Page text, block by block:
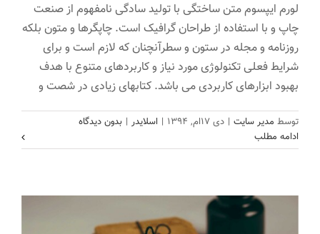
لورم ایپسوم متن ساختگی با تولید سادگی نامفهوم از صنعت
چاپ و با استفاده از طراحان گرافیک است. چاپگرها و متون بلکه
روزنامه و مجله در ستون و سطرآنچنان که لازم است و برای
شرایط فعلی تکنولوژی مورد نیاز و کاربردهای متنوع با هدف
بهبود ابزارهای کاربردی می باشد. کتابهای زیادی در شصت و
توسط مدیر سایت | دی ۱۷ام, ۱۳۹۴ | اسلایدر | بدون دیدگاه
ادامه مطلب
نرم افزار هوشمند تجارت جهانی آوادا